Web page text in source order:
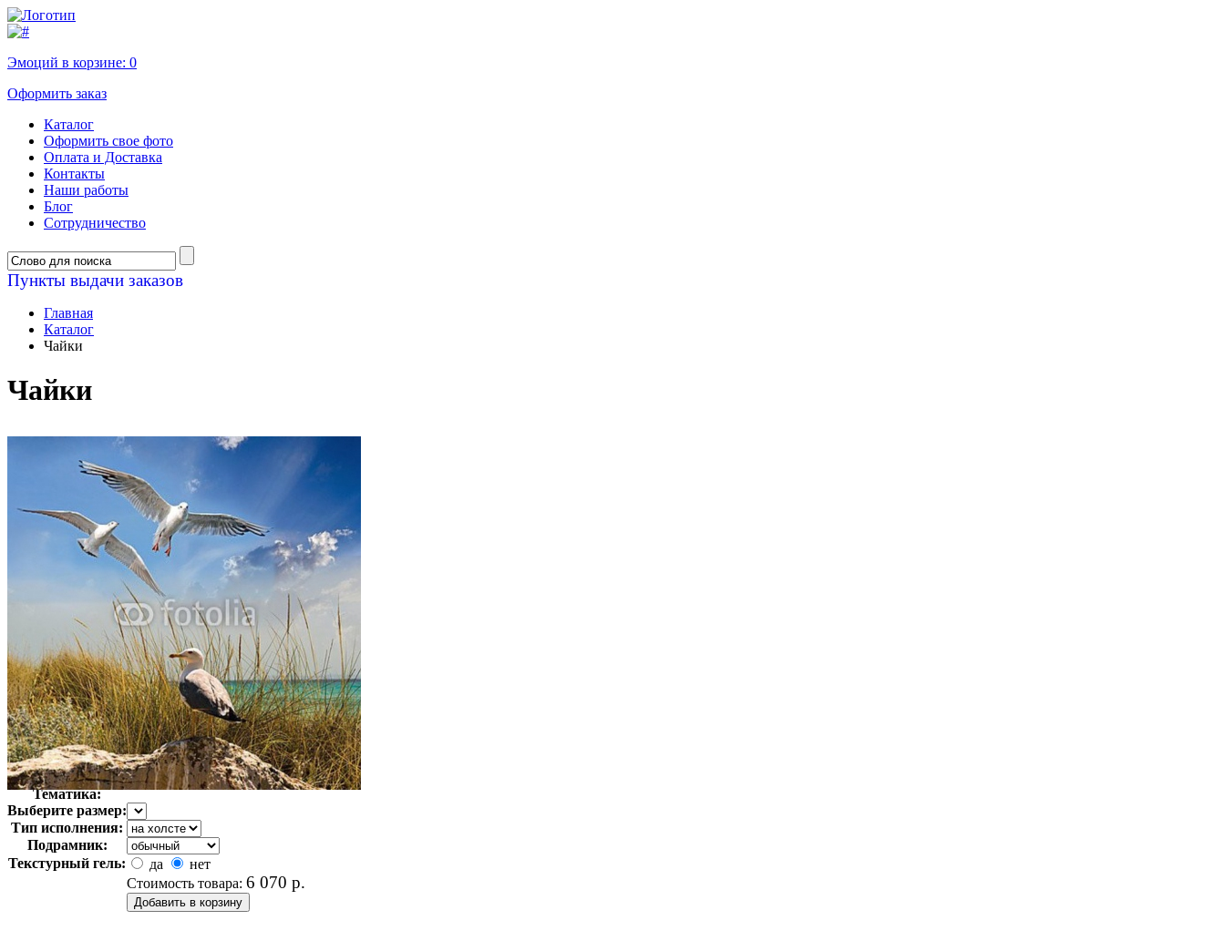
Эмоций в корзине: 0
Оформить заказ
Каталог
Оформить свое фото
Оплата и Доставка
Контакты
Наши работы
Блог
Сотрудничество
Пункты выдачи заказов
Главная
Каталог
Чайки
Чайки
Автор:
Неизвестно
Арт-стиль
Фотография
Тематика:
Выберите размер:
Тип исполнения:
Подрамник:
Текстурный гель:
да
нет
Стоимость товара: 6 070 р.